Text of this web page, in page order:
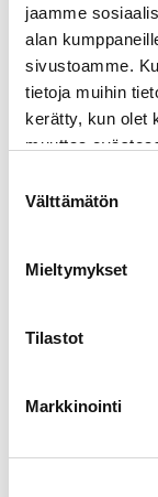
jaamme
alan
sivustoamme.
tietoja muihin
kerätty, kun olet
muuttaa
valinta
Välttämätön
Mieltymykset
Tilastot
Markkinointi
Ehkäpä
etsimään
tutkia
mennä
riippuvat